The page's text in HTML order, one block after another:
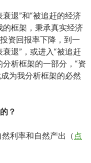
退”和“被追赶的经济
的框架，秉承真实经济
资回报率下降，到一
退”，或进入“被追赶
析框架的一部分，“资
为我分析框架的必然
？
利率和自然产出（ 点